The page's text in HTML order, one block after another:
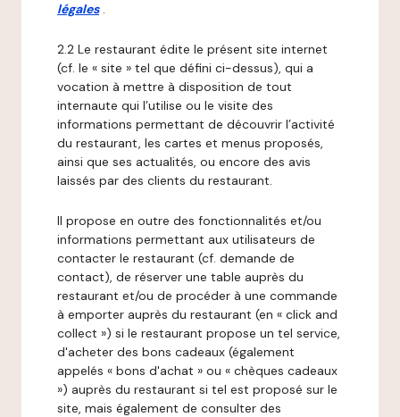
légales .
2.2 Le restaurant édite le présent site internet
(cf. le « site » tel que défini ci-dessus), qui a
vocation à mettre à disposition de tout
internaute qui l’utilise ou le visite des
informations permettant de découvrir l’activité
du restaurant, les cartes et menus proposés,
ainsi que ses actualités, ou encore des avis
laissés par des clients du restaurant.
Il propose en outre des fonctionnalités et/ou
informations permettant aux utilisateurs de
contacter le restaurant (cf. demande de
contact), de réserver une table auprès du
restaurant et/ou de procéder à une commande
à emporter auprès du restaurant (en « click and
collect ») si le restaurant propose un tel service,
d'acheter des bons cadeaux (également
appelés « bons d'achat » ou « chèques cadeaux
») auprès du restaurant si tel est proposé sur le
site, mais également de consulter des